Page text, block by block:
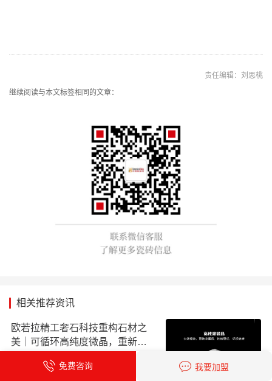
责任编辑：刘思桃
继续阅读与本文标签相同的文章：
相关推荐资讯
欧若拉精工奢石科技重构石材之
美｜可循环高纯度微晶，重新定
时间：2026-08-08
免费咨询 我要加盟